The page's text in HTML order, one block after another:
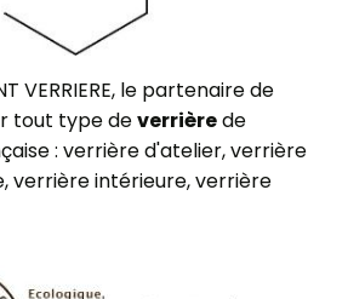
VERRIERE, le partenaire de
tout type deverrièrede
: verrière d'atelier, verrière
verrière intérieure, verrière